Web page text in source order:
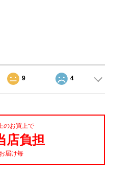
9 4
のお買上で
店負担
届け毎